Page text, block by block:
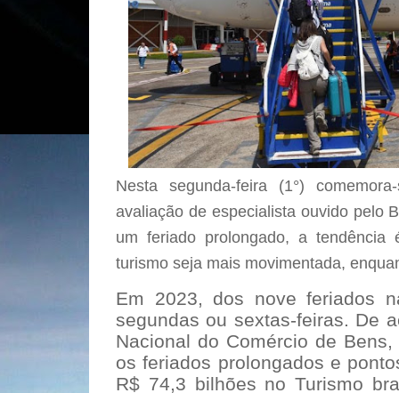
Nesta segunda-feira (1°)
avaliação de especialista ouvido pelo
um feriado prolongado, a
turismo seja mais movimentada,
Em 2023, dos nove feriados
segundas ou sextas-feiras. De
Nacional do Comércio de
os feriados prolongados e
R$ 74,3 bilhões no Turismo